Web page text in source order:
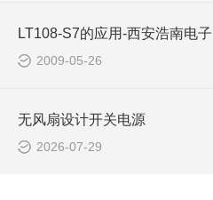
2009-05-26
无风扇设计开关电源
2026-07-29